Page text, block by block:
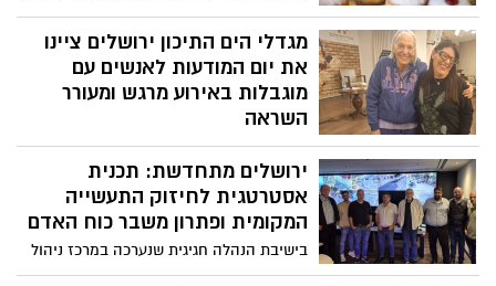
גולדשטיין דיאטנית קלינית במאוחדת מחוז
ירושלים עושה סדר בסופגניות לחג החנוכה
ומעניקה שמונה טיפים מנצחים לשמונה ימי
החג על מנת ליהנות ממנו וגם לשמור על
הבריאות
מגדלי הים התיכון ירושלים ציינו
את יום המודעות לאנשים עם
מוגבלות באירוע מרגש ומעורר
השראה
מגדלי הים התיכון ירושלים ציינו לאחרונה את
יום המודעות לאנשים עם מוגבלות באירוע
קהילתי מיוחד, שנועד לקדם ערכים של הכלה,
רגישות חברתית וחיבור אנושי
ירושלים מתחדשת: תכנית
אסטרטגית לחיזוק התעשייה
המקומית ופתרון משבר כוח האדם
בישיבת הנהלה חגיגית שנערכה במרכז ניהול
התנועה בירושלים, הציגה התאחדות